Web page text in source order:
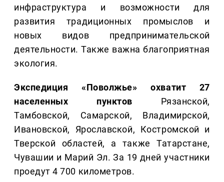
инфраструктура и возможности для
развития традиционных промыслов и
новых видов предпринимательской
деятельности. Также важна благоприятная
экология.
Экспедиция «Поволжье» охватит 27
населенных пунктов Рязанской,
Тамбовской, Самарской, Владимирской,
Ивановской, Ярославской, Костромской и
Тверской областей, а также Татарстане,
Чувашии и Марий Эл. За 19 дней участники
проедут 4 700 километров.